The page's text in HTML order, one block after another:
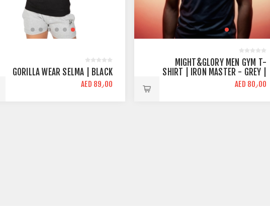
MIGHT&GLORY MEN GYM T-
SHIRT | IRON MASTER - GREY |
ATHLETIC FIT
AED 80٫00
GORILLA WEAR SELMA | BLACK
AED 89٫00